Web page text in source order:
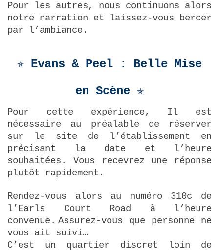
Pour les autres, nous continuons alors
notre narration et laissez-vous bercer
par l’ambiance.
✯ Evans & Peel : Belle Mise
en Scène ✯
Pour cette expérience, Il est
nécessaire au préalable de réserver
sur le site de l’établissement en
précisant la date et l’heure
souhaitées. Vous recevrez une réponse
plutôt rapidement.
Rendez-vous alors au numéro 310c de
l’Earls Court Road à l’heure
convenue. Assurez-vous que personne ne
vous ait suivi…
C’est un quartier discret loin de